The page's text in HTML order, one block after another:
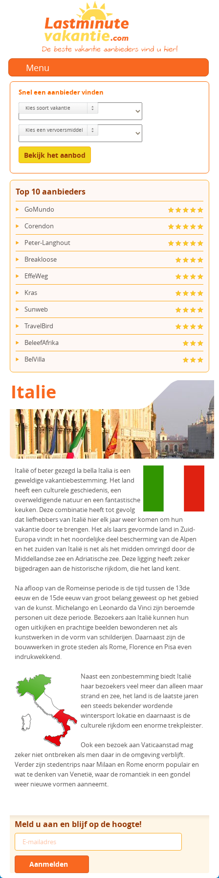
De beste vakantie aanbieders vind u hier!
Menu
Snel een aanbieder vinden
Kies soort vakantie
Kies een vervoersmiddel
Top 10 aanbieders
GoMundo
Corendon
Peter-Langhout
Breakloose
EffeWeg
Kras
Sunweb
TravelBird
BeleefAfrika
BelVilla
Italie
Italië of beter gezegd la bella Italia is een
geweldige vakantiebestemming. Het land
heeft een culturele geschiedenis, een
overweldigende natuur en een fantastische
keuken. Deze combinatie heeft tot gevolg
dat liefhebbers van Italië hier elk jaar weer komen om hun
vakantie door te brengen. Het als laars gevormde land in Zuid-
Europa vindt in het noordelijke deel bescherming van de Alpen
en het zuiden van Italië is net als het midden omringd door de
Middellandse zee en Adriatische zee. Deze ligging heeft zeker
bijgedragen aan de historische rijkdom, die het land kent.
Na afloop van de Romeinse periode is de tijd tussen de 13de
eeuw en de 15de eeuw van groot belang geweest op het gebied
van de kunst. Michelango en Leonardo da Vinci zijn beroemde
personen uit deze periode. Bezoekers aan Italië kunnen hun
ogen uitkijken en prachtige beelden bewonderen net als
kunstwerken in de vorm van schilderijen. Daarnaast zijn de
bouwwerken in grote steden als Rome, Florence en Pisa even
indrukwekkend.
Naast een zonbestemming biedt Italië
haar bezoekers veel meer dan alleen maar
strand en zee, het land is de laatste jaren
een steeds bekender wordende
wintersport lokatie en daarnaast is de
culturele rijkdom een enorme trekpleister.
Ook een bezoek aan Vaticaanstad mag
zeker niet ontbreken als men daar in de omgeving verblijft.
Verder zijn stedentrips naar Milaan en Rome enorm populair en
wat te denken van Venetië, waar de romantiek in een gondel
weer nieuwe vormen aanneemt.
Meld u aan en blijf op de hoogte!
Aanmelden